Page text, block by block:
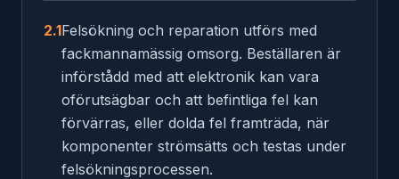
2.1Felsökning och reparation utförs med
fackmannamässig omsorg. Beställaren är
införstådd med att elektronik kan vara
oförutsägbar och att befintliga fel kan
förvärras, eller dolda fel framträda, när
komponenter strömsätts och testas under
felsökningsprocessen.